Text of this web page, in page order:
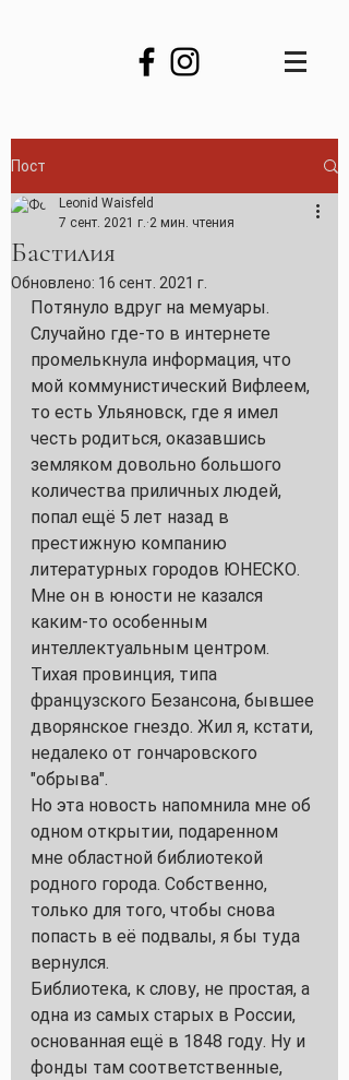
Пост
Бастилия
Leonid Waisfeld
7 сент. 2021 г. 2 мин. чтения
Обновлено: 16 сент. 2021 г.
Потянуло вдруг на мемуары.
Случайно где-то в интернете
промелькнула информация, что
мой коммунистический Вифлеем,
то есть Ульяновск, где я имел
честь родиться, оказавшись
земляком довольно большого
количества приличных людей,
попал ещё 5 лет назад в
престижную компанию
литературных городов ЮНЕСКО.
Мне он в юности не казался
каким-то особенным
интеллектуальным центром.
Тихая провинция, типа
французского Безансона, бывшее
дворянское гнездо. Жил я, кстати,
недалеко от гончаровского
"обрыва".
Но эта новость напомнила мне об
одном открытии, подаренном
мне областной библиотекой
родного города. Собственно,
только для того, чтобы снова
попасть в её подвалы, я бы туда
вернулся.
Библиотека, к слову, не простая, а
одна из самых старых в России,
основанная ещё в 1848 году. Ну и
фонды там соответственные,